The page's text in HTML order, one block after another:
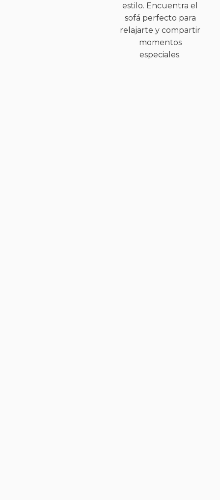
estilo. Encuentra el
sofá perfecto para
relajarte y compartir
momentos
especiales.